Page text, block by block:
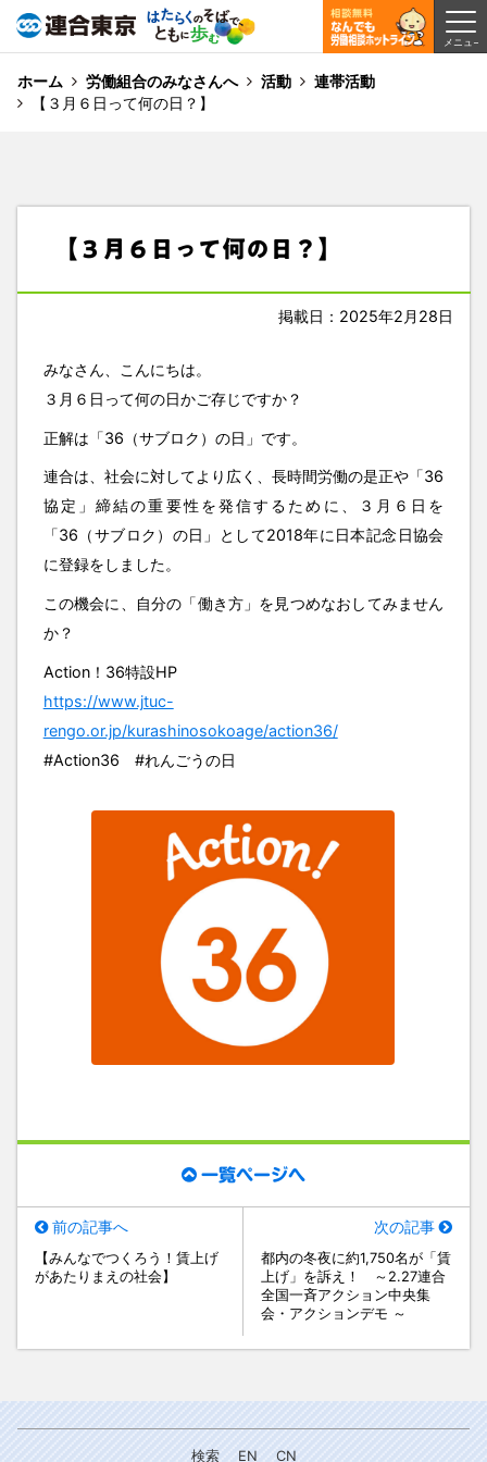
ホーム 労働組合のみなさんへ 活動
連帯活動
【３月６日って何の日？】
【３月６日って何の日？】
掲載日：2025年2月28日
みなさん、こんにちは。
３月６日って何の日かご存じですか？
正解は「36（サブロク）の日」です。
連合は、社会に対してより広く、長時間労働の是正や「36
協定」締結の重要性を発信するために、３月６日を
「36（サブロク）の日」として2018年に日本記念日協会
に登録をしました。
この機会に、自分の「働き方」を見つめなおしてみません
か？
Action！36特設HP
https://www.jtuc-
rengo.or.jp/kurashinosokoage/action36/
#Action36 #れんごうの日
一覧ページへ
前の記事へ
【みんなでつくろう！賃上げ
があたりまえの社会】
次の記事
都内の冬夜に約1,750名が「賃
上げ」を訴え！ ～2.27連合
全国一斉アクション中央集
会・アクションデモ ～
検索 EN CN